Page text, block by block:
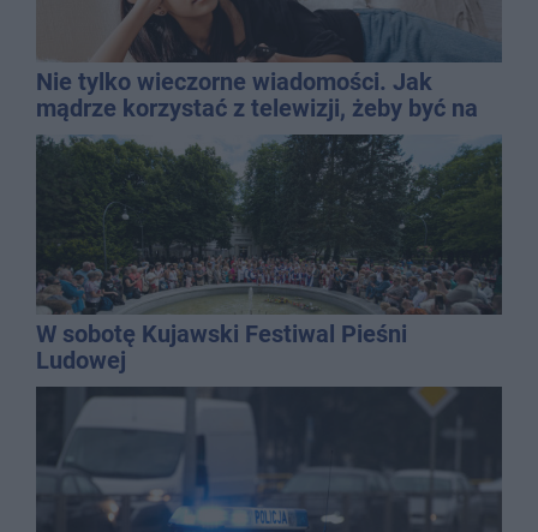
Nie tylko wieczorne wiadomości. Jak
mądrze korzystać z telewizji, żeby być na
bieżąco, ale nie żyć w informacyjnym
chaosie?
W sobotę Kujawski Festiwal Pieśni
Ludowej